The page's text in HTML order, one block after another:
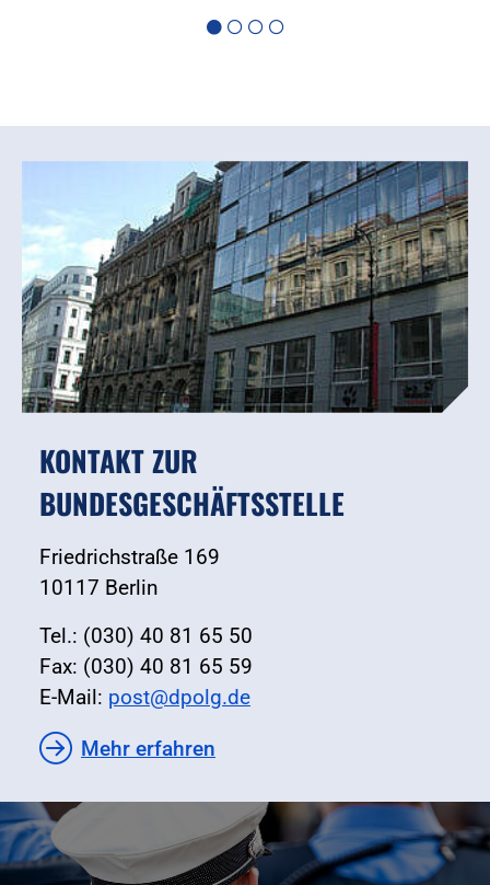
KONTAKT ZUR
BUNDESGESCHÄFTSSTELLE
Friedrichstraße 169
10117 Berlin
Tel.: (030) 40 81 65 50
Fax: (030) 40 81 65 59
E-Mail: post@dpolg.de
Mehr erfahren